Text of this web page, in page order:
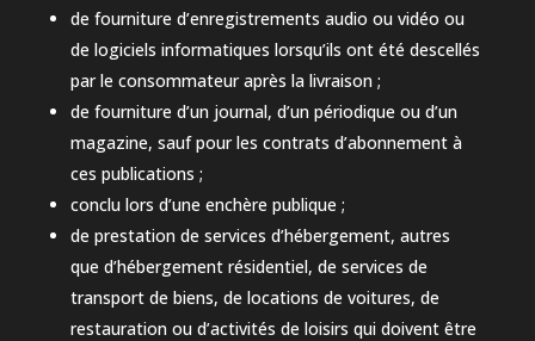
de fourniture d’enregistrements audio ou vidéo ou
de logiciels informatiques lorsqu’ils ont été descellés
par le consommateur après la livraison ;
de fourniture d’un journal, d’un périodique ou d’un
magazine, sauf pour les contrats d’abonnement à
ces publications ;
conclu lors d’une enchère publique ;
de prestation de services d’hébergement, autres
que d’hébergement résidentiel, de services de
transport de biens, de locations de voitures, de
restauration ou d’activités de loisirs qui doivent être